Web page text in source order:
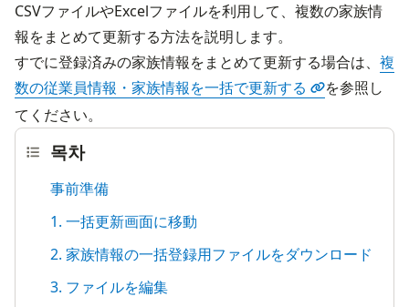
CSVファイルやExcelファイルを利用して、複数の家族情
報をまとめて更新する方法を説明します。
すでに登録済みの家族情報をまとめて更新する場合は、 複
数の従業員情報・家族情報を一括で更新する
を参照し
てください。
목차
事前準備
1. 一括更新画面に移動
2. 家族情報の一括登録用ファイルをダウンロード
3. ファイルを編集